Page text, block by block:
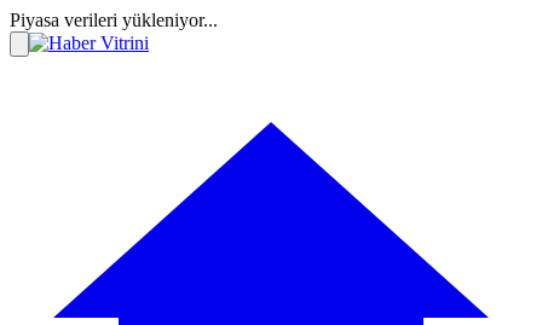
Piyasa verileri yükleniyor...